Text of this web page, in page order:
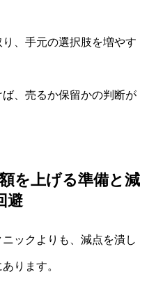
、手元の選択肢を増やす
、売るか保留かの判断が
を上げる準備と減
避
ックよりも、減点を潰し
ります。